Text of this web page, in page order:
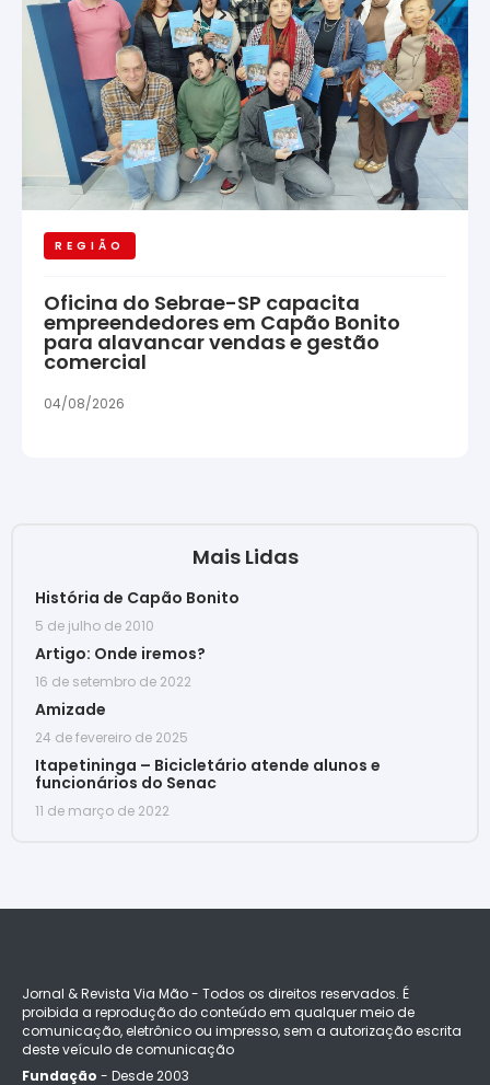
REGIÃO
Oficina do Sebrae-SP capacita
empreendedores em Capão Bonito
para alavancar vendas e gestão
comercial
04/08/2026
Mais Lidas
História de Capão Bonito
5 de julho de 2010
Artigo: Onde iremos?
16 de setembro de 2022
Amizade
24 de fevereiro de 2025
Itapetininga – Bicicletário atende alunos e
funcionários do Senac
11 de março de 2022
Jornal & Revista Via Mão - Todos os direitos reservados. É
proibida a reprodução do conteúdo em qualquer meio de
comunicação, eletrônico ou impresso, sem a autorização escrita
deste veículo de comunicação
Fundação - Desde 2003